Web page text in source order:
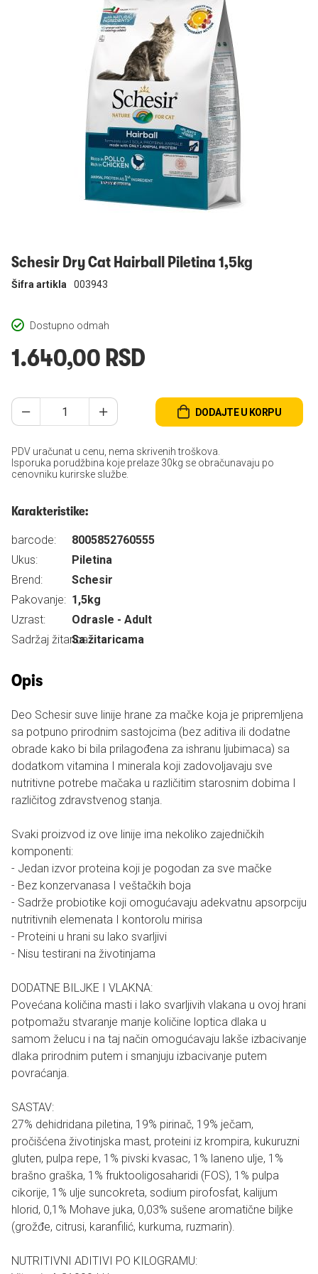
Schesir Dry Cat Hairball Piletina 1,5kg
Dostupno odmah
Šifra artikla 003943
1.640,00 RSD
DODAJTE U KORPU
PDV uračunat u cenu, nema skrivenih troškova.
Isporuka porudžbina koje prelaze 30kg se obračunavaju po
cenovniku kurirske službe.
Karakteristike:
barcode:
8005852760555
Ukus:
Piletina
Brend:
Schesir
Pakovanje: 1,5kg
Uzrast:
Odrasle - Adult
Sadržaj žitarica:Sa žitaricama
Opis
Deo Schesir suve linije hrane za mačke koja je pripremljena
sa potpuno prirodnim sastojcima (bez aditiva ili dodatne
obrade kako bi bila prilagođena za ishranu ljubimaca) sa
dodatkom vitamina I minerala koji zadovoljavaju sve
nutritivne potrebe mačaka u različitim starosnim dobima I
različitog zdravstvenog stanja.
Svaki proizvod iz ove linije ima nekoliko zajedničkih
komponenti:
- Jedan izvor proteina koji je pogodan za sve mačke
- Bez konzervanasa I veštačkih boja
- Sadrže probiotike koji omogućavaju adekvatnu apsorpciju
nutritivnih elemenata I kontorolu mirisa
- Proteini u hrani su lako svarljivi
- Nisu testirani na životinjama
DODATNE BILJKE I VLAKNA:
Povećana količina masti i lako svarljivih vlakana u ovoj hrani
potpomažu stvaranje manje količine loptica dlaka u
samom želucu i na taj način omogućavaju lakše izbacivanje
dlaka prirodnim putem i smanjuju izbacivanje putem
povraćanja.
SASTAV:
27% dehidridana piletina, 19% pirinač, 19% ječam,
pročišćena životinjska mast, proteini iz krompira, kukuruzni
gluten, pulpa repe, 1% pivski kvasac, 1% laneno ulje, 1%
brašno graška, 1% fruktooligosaharidi (FOS), 1% pulpa
cikorije, 1% ulje suncokreta, sodium pirofosfat, kalijum
hlorid, 0,1% Mohave juka, 0,03% sušene aromatične biljke
(grožđe, citrusi, karanfilić, kurkuma, ruzmarin).
NUTRITIVNI ADITIVI PO KILOGRAMU: